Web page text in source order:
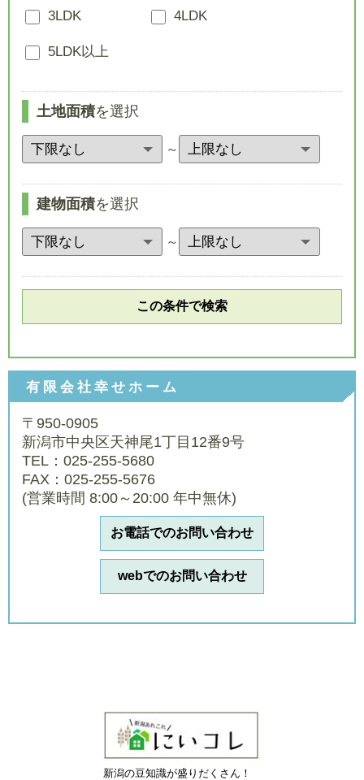
3LDK 4LDK
5LDK以上
土地面積を選択
～
建物面積を選択
～
有限会社幸せホーム
〒950-0905
新潟市中央区天神尾1丁目12番9号
TEL：025-255-5680
FAX：025-255-5676
(営業時間 8:00～20:00 年中無休)
お電話でのお問い合わせ
webでのお問い合わせ
新潟の豆知識が盛りだくさん！